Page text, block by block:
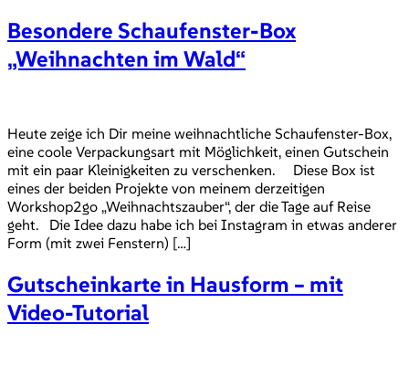
Besondere Schaufenster-Box
„Weihnachten im Wald“
Heute zeige ich Dir meine weihnachtliche Schaufenster-Box,
eine coole Verpackungsart mit Möglichkeit, einen Gutschein
mit ein paar Kleinigkeiten zu verschenken. Diese Box ist
eines der beiden Projekte von meinem derzeitigen
Workshop2go „Weihnachtszauber“, der die Tage auf Reise
geht. Die Idee dazu habe ich bei Instagram in etwas anderer
Form (mit zwei Fenstern) […]
Gutscheinkarte in Hausform – mit
Video-Tutorial